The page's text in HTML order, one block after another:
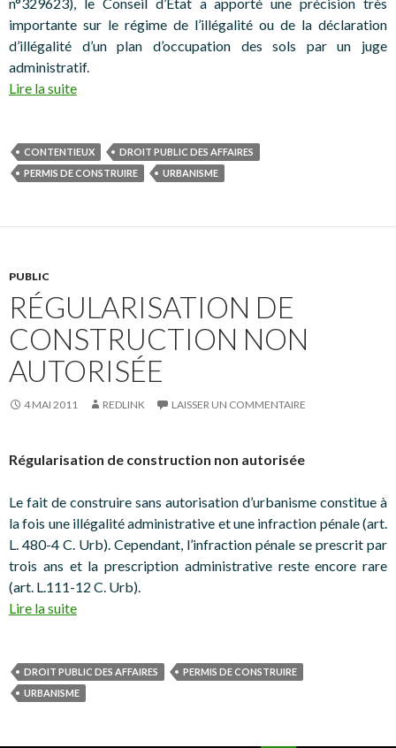
importante sur le régime de l’illégalité ou de la déclaration
d’illégalité d’un plan d’occupation des sols par un juge
administratif.
Lire la suite
CONTENTIEUX
DROIT PUBLIC DES AFFAIRES
PERMIS DE CONSTRUIRE
URBANISME
PUBLIC
RÉGULARISATION DE
CONSTRUCTION NON
AUTORISÉE
4 MAI 2011 REDLINK LAISSER UN COMMENTAIRE
Régularisation de construction non autorisée
Le fait de construire sans autorisation d’urbanisme constitue à
la fois une illégalité administrative et une infraction pénale (art.
L. 480-4 C. Urb). Cependant, l’infraction pénale se prescrit par
trois ans et la prescription administrative reste encore rare
(art. L.111-12 C. Urb).
Lire la suite
DROIT PUBLIC DES AFFAIRES
PERMIS DE CONSTRUIRE
URBANISME